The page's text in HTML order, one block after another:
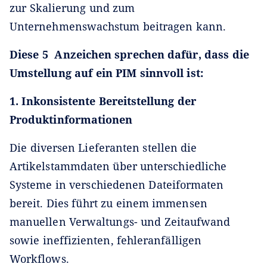
zur Skalierung und zum
Unternehmenswachstum beitragen kann.
Diese 5 Anzeichen sprechen dafür, dass die
Umstellung auf ein PIM sinnvoll ist:
1. Inkonsistente Bereitstellung der
Produktinformationen
Die diversen Lieferanten stellen die
Artikelstammdaten über unterschiedliche
Systeme in verschiedenen Dateiformaten
bereit. Dies führt zu einem immensen
manuellen Verwaltungs- und Zeitaufwand
sowie ineffizienten, fehleranfälligen
Workflows.